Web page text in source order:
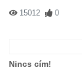
15012 0
Nincs cím!